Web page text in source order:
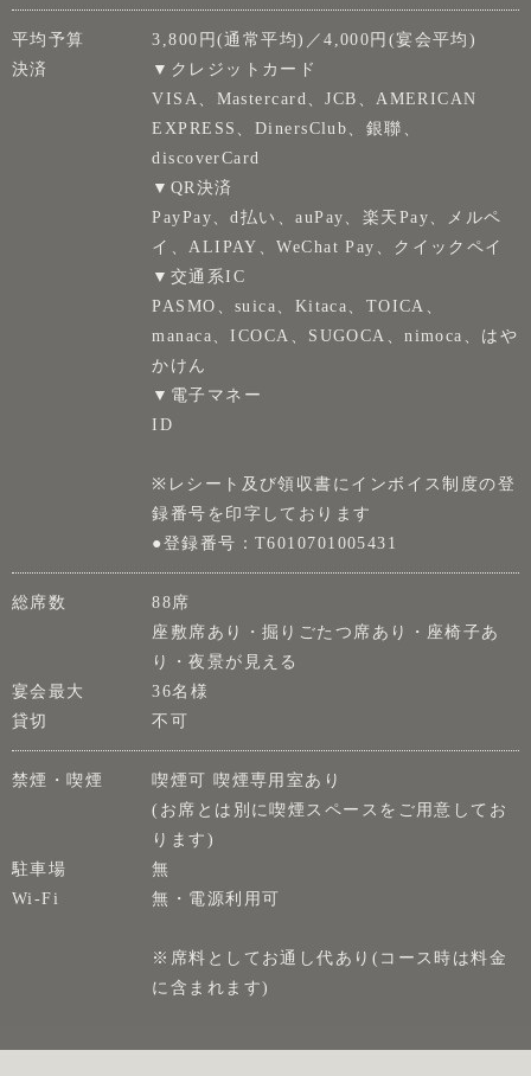
平均予算
3,800円(通常平均)／4,000円(宴会平均)
決済
▼クレジットカード
VISA、Mastercard、JCB、AMERICAN
EXPRESS、DinersClub、銀聯、
discoverCard
▼QR決済
PayPay、d払い、auPay、楽天Pay、メルペ
イ、ALIPAY、WeChat Pay、クイックペイ
▼交通系IC
PASMO、suica、Kitaca、TOICA、
manaca、ICOCA、SUGOCA、nimoca、はや
かけん
▼電子マネー
ID
※レシート及び領収書にインボイス制度の登
録番号を印字しております
●登録番号：T6010701005431
総席数
88席
座敷席あり・掘りごたつ席あり・座椅子あ
り・夜景が見える
宴会最大
36名様
貸切
不可
禁煙・喫煙
喫煙可 喫煙専用室あり
(お席とは別に喫煙スペースをご用意してお
ります)
駐車場
無
Wi-Fi
無・電源利用可
※席料としてお通し代あり(コース時は料金
に含まれます)